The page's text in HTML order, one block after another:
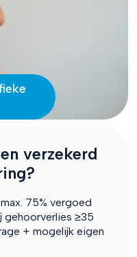
verzekerd
75% vergoed
gehoorverlies ≥35
+ mogelijk eigen